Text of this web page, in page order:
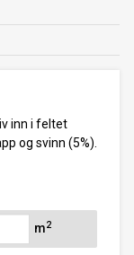
inn i feltet
og svinn (5%).
m2